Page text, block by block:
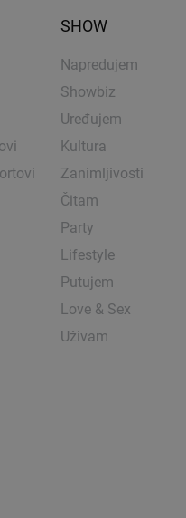
SHOW
Napredujem
Showbiz
Uređujem
Kultura
Zanimljivosti
Čitam
Party
Lifestyle
Putujem
Love & Sex
Uživam